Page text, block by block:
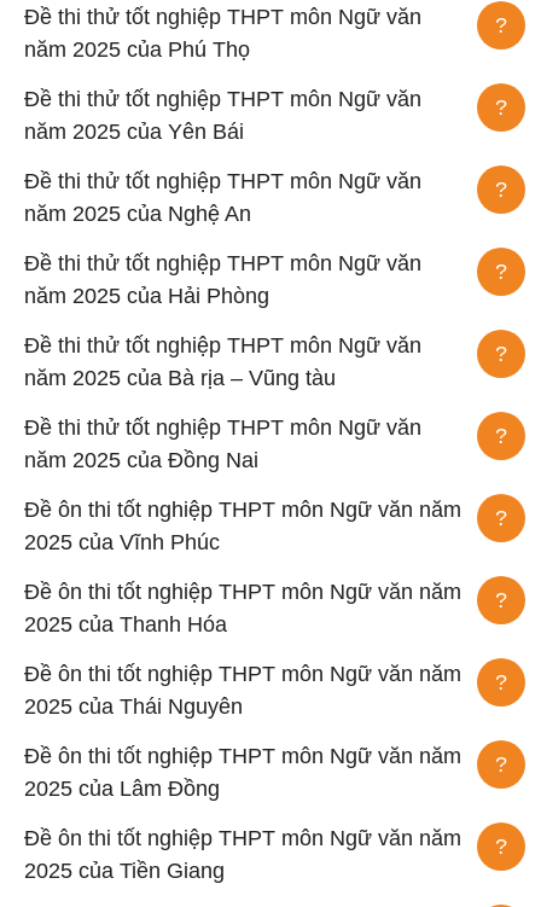
Đề thi thử tốt nghiệp THPT môn Ngữ văn
năm 2025 của Phú Thọ
?
Đề thi thử tốt nghiệp THPT môn Ngữ văn
năm 2025 của Yên Bái
?
Đề thi thử tốt nghiệp THPT môn Ngữ văn
năm 2025 của Nghệ An
?
Đề thi thử tốt nghiệp THPT môn Ngữ văn
năm 2025 của Hải Phòng
?
Đề thi thử tốt nghiệp THPT môn Ngữ văn
năm 2025 của Bà rịa – Vũng tàu
?
Đề thi thử tốt nghiệp THPT môn Ngữ văn
năm 2025 của Đồng Nai
?
Đề ôn thi tốt nghiệp THPT môn Ngữ văn năm
2025 của Vĩnh Phúc
?
Đề ôn thi tốt nghiệp THPT môn Ngữ văn năm
2025 của Thanh Hóa
?
Đề ôn thi tốt nghiệp THPT môn Ngữ văn năm
2025 của Thái Nguyên
?
Đề ôn thi tốt nghiệp THPT môn Ngữ văn năm
2025 của Lâm Đồng
?
Đề ôn thi tốt nghiệp THPT môn Ngữ văn năm
2025 của Tiền Giang
?